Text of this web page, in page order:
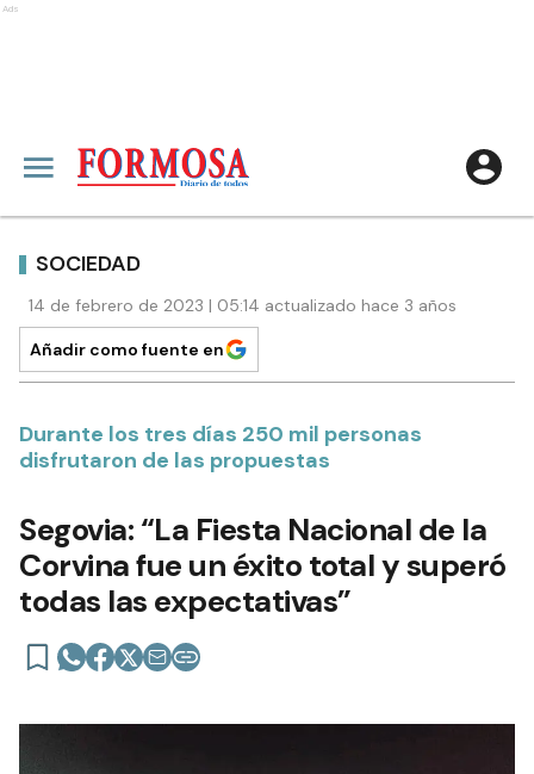
Ads
SOCIEDAD
14 de febrero de 2023 | 05:14 actualizado hace 3 años
Añadir como fuente en
Durante los tres días 250 mil personas
disfrutaron de las propuestas
Segovia: “La Fiesta Nacional de la
Corvina fue un éxito total y superó
todas las expectativas”